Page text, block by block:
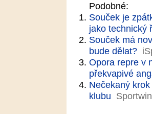
Podobné:
Souček je
jako technický
Souček má
bude dělat?
Opora repre v
překvapivé
Nečekaný
klubu